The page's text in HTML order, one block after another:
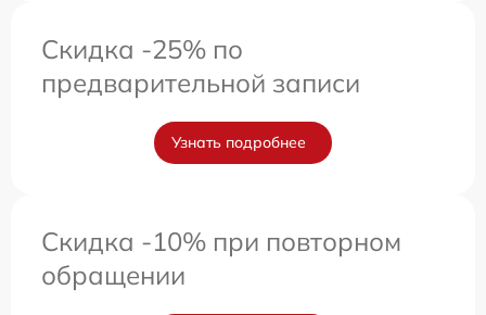
Скидка -25% по
предварительной записи
Узнать подробнее
Скидка -10% при повторном
обращении